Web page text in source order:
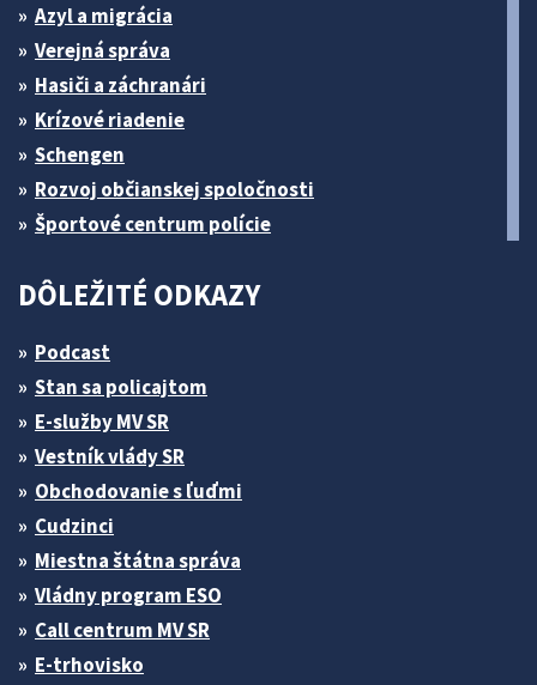
Azyl a migrácia
Verejná správa
Hasiči a záchranári
Krízové riadenie
Schengen
Rozvoj občianskej spoločnosti
Športové centrum polície
DÔLEŽITÉ ODKAZY
Podcast
Stan sa policajtom
E-služby MV SR
Vestník vlády SR
Obchodovanie s ľuďmi
Cudzinci
Miestna štátna správa
Vládny program ESO
Call centrum MV SR
E-trhovisko